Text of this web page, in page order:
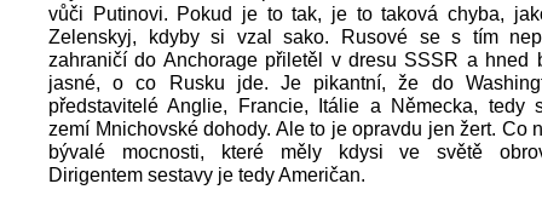
vůči Putinovi. Pokud je to tak, je to taková chyba,
Zelenskyj, kdyby si vzal sako. Rusové se s tím
zahraničí do Anchorage přiletěl v dresu SSSR a hned
jasné, o co Rusku jde. Je pikantní, že do
představitelé Anglie, Francie, Itálie a Německa, tedy
zemí Mnichovské dohody. Ale to je opravdu jen žert. Co
bývalé mocnosti, které měly kdysi ve světě
Dirigentem sestavy je tedy Američan.